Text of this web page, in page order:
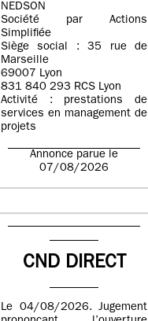
NEDSON
Société par Actions
Simplifiée
Siège social : 35 rue de
Marseille
69007 Lyon
831 840 293 RCS Lyon
Activité : prestations de
services en management de
projets
Annonce parue le
07/08/2026
CND DIRECT
Le 04/08/2026. Jugement